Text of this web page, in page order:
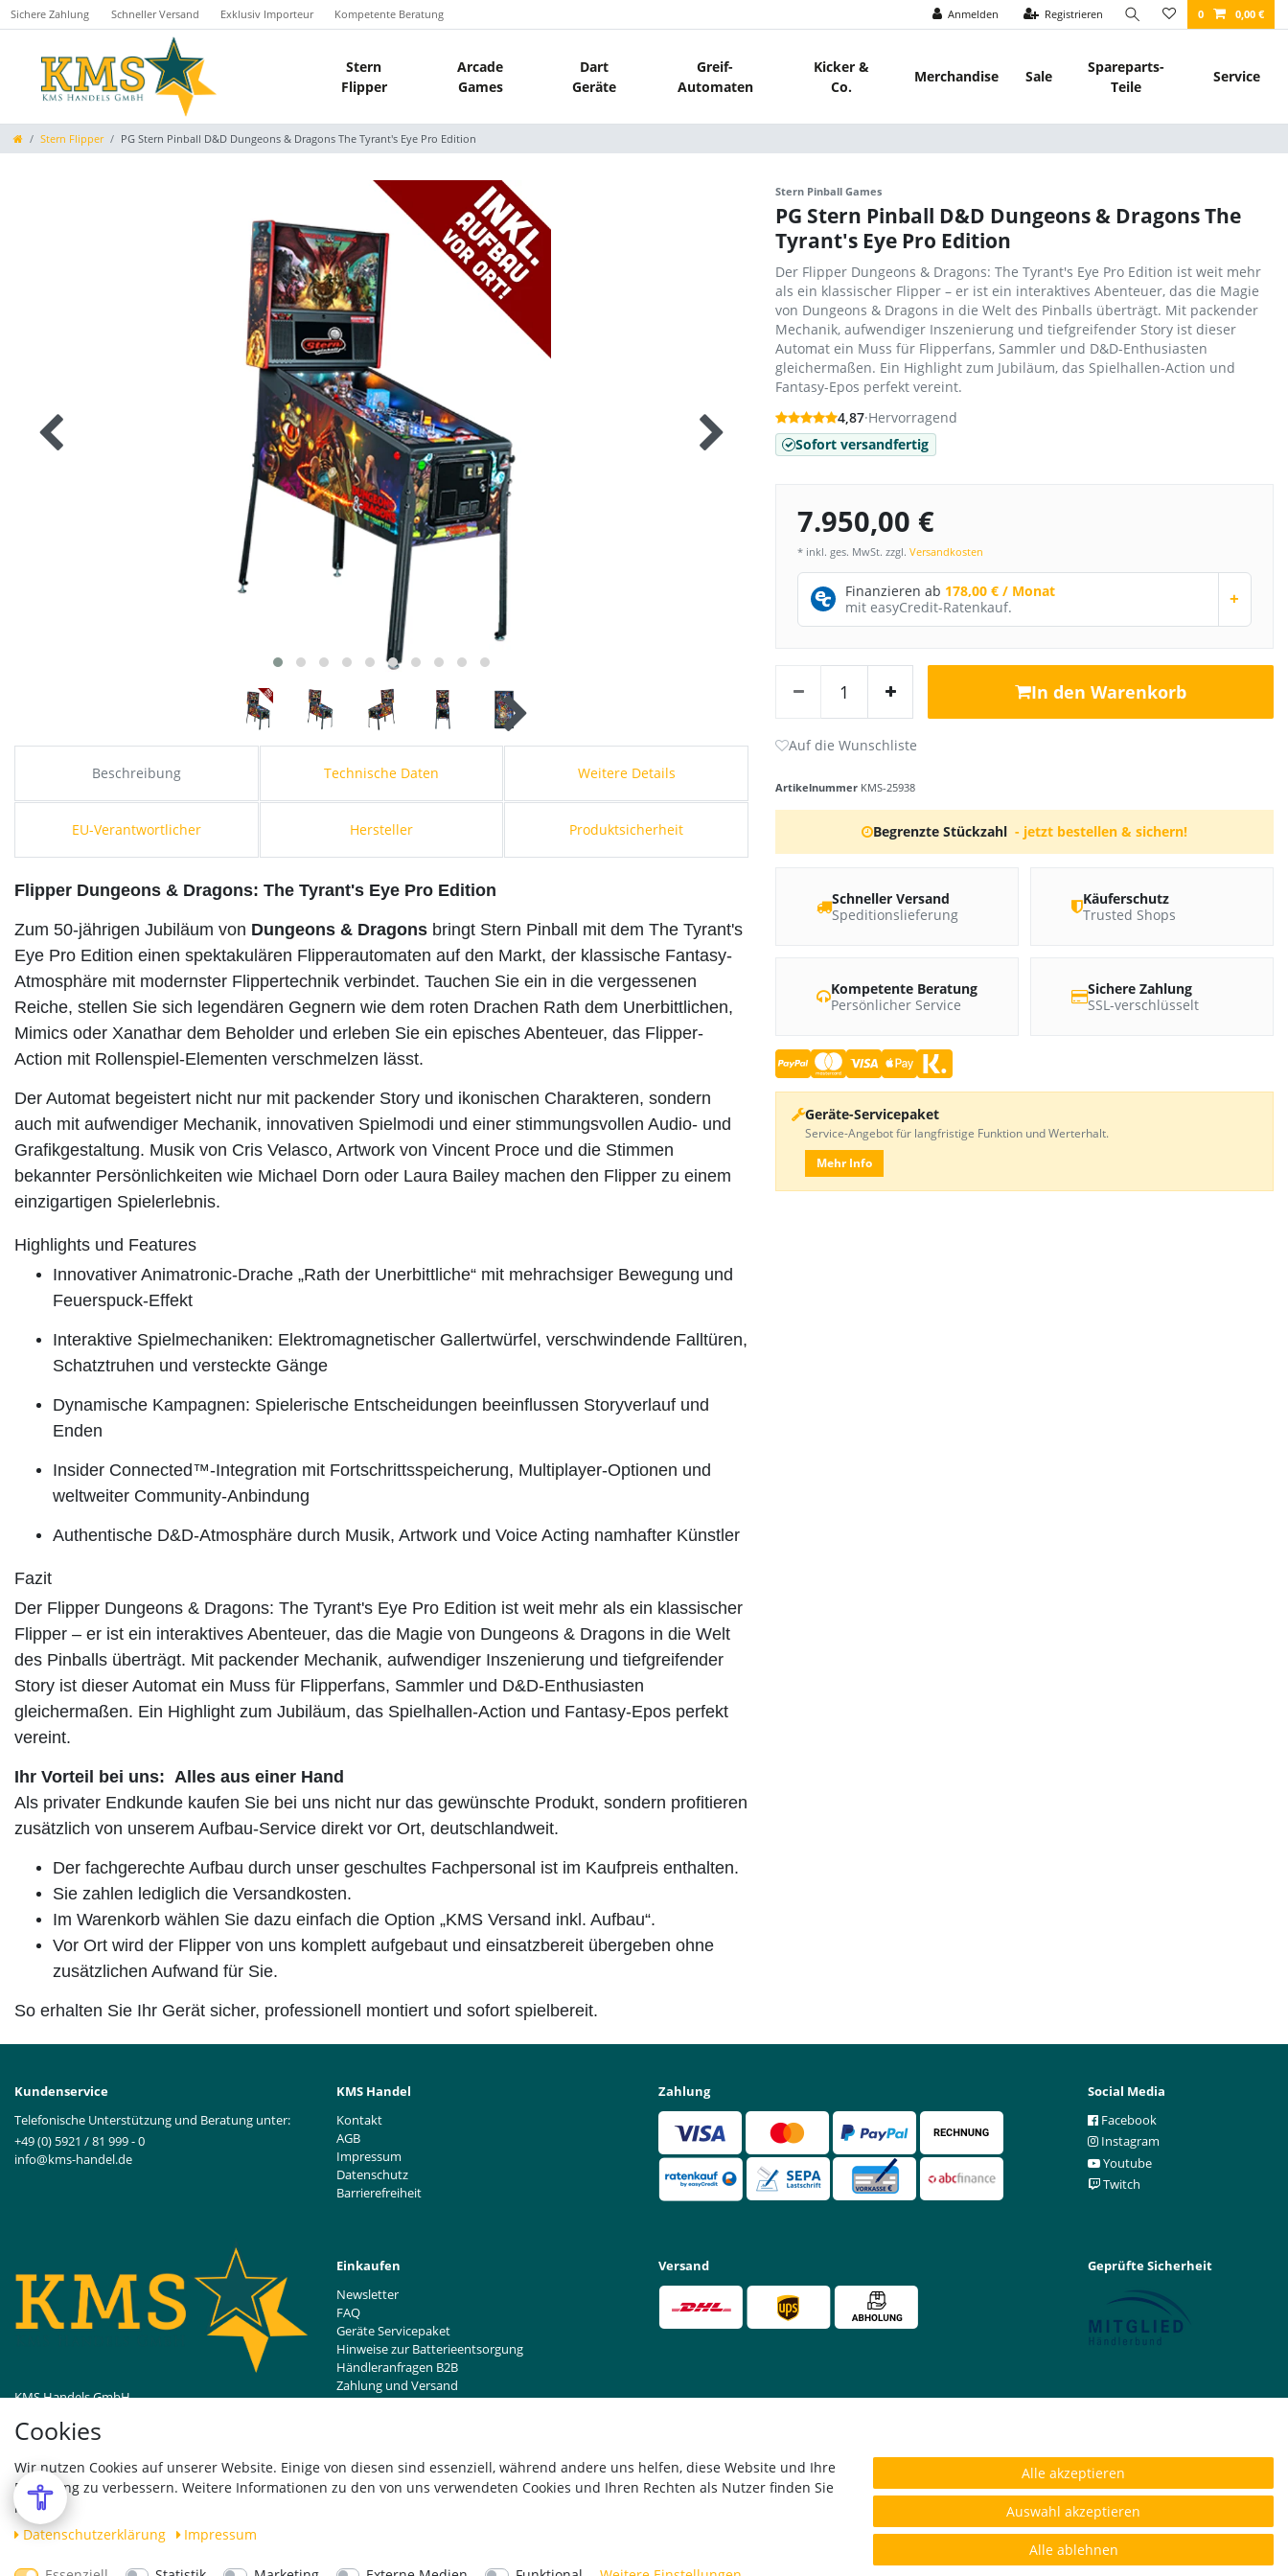
Cookies
Wir nutzen Cookies auf unserer Website. Einige von diesen sind essenziell, während andere uns helfen, diese Website und Ihre
Erfahrung zu verbessern. Weitere Informationen zu den von uns verwendeten Cookies und Ihren Rechten als Nutzer finden Sie
hier:
Daten­schutz­erklärung
Impressum
Alle akzeptieren
Auswahl akzeptieren
Alle ablehnen
Sichere Zahlung Schneller Versand Exklusiv Importeur Kompetente Beratung Anmelden Registrieren 0 0,00 €
Stern
Flipper
Arcade
Games
Dart
Geräte
Greif-
Automaten
Kicker &
Co.
Merchandise Sale
Spareparts-
Teile
Service
Stern Flipper PG Stern Pinball D&D Dungeons & Dragons The Tyrant's Eye Pro Edition
Beschreibung Technische Daten Weitere Details
EU-Verantwortlicher Hersteller Produktsicherheit
Flipper Dungeons & Dragons: The Tyrant's Eye Pro Edition
Zum 50-jährigen Jubiläum von Dungeons & Dragons bringt Stern Pinball mit dem The Tyrant's
Eye Pro Edition einen spektakulären Flipperautomaten auf den Markt, der klassische Fantasy-
Atmosphäre mit modernster Flippertechnik verbindet. Tauchen Sie ein in die vergessenen
Reiche, stellen Sie sich legendären Gegnern wie dem roten Drachen Rath dem Unerbittlichen,
Mimics oder Xanathar dem Beholder und erleben Sie ein episches Abenteuer, das Flipper-
Action mit Rollenspiel-Elementen verschmelzen lässt.
Der Automat begeistert nicht nur mit packender Story und ikonischen Charakteren, sondern
auch mit aufwendiger Mechanik, innovativen Spielmodi und einer stimmungsvollen Audio- und
Grafikgestaltung. Musik von Cris Velasco, Artwork von Vincent Proce und die Stimmen
bekannter Persönlichkeiten wie Michael Dorn oder Laura Bailey machen den Flipper zu einem
einzigartigen Spielerlebnis.
Highlights und Features
Innovativer Animatronic-Drache „Rath der Unerbittliche“ mit mehrachsiger Bewegung und
Feuerspuck-Effekt
Interaktive Spielmechaniken: Elektromagnetischer Gallertwürfel, verschwindende Falltüren,
Schatztruhen und versteckte Gänge
Dynamische Kampagnen: Spielerische Entscheidungen beeinflussen Storyverlauf und
Enden
Insider Connected™-Integration mit Fortschrittsspeicherung, Multiplayer-Optionen und
weltweiter Community-Anbindung
Authentische D&D-Atmosphäre durch Musik, Artwork und Voice Acting namhafter Künstler
Fazit
Der Flipper Dungeons & Dragons: The Tyrant's Eye Pro Edition ist weit mehr als ein klassischer
Flipper – er ist ein interaktives Abenteuer, das die Magie von Dungeons & Dragons in die Welt
des Pinballs überträgt. Mit packender Mechanik, aufwendiger Inszenierung und tiefgreifender
Story ist dieser Automat ein Muss für Flipperfans, Sammler und D&D-Enthusiasten
gleichermaßen. Ein Highlight zum Jubiläum, das Spielhallen-Action und Fantasy-Epos perfekt
vereint.
Ihr Vorteil bei uns: Alles aus einer Hand
Als privater Endkunde kaufen Sie bei uns nicht nur das gewünschte Produkt, sondern profitieren
zusätzlich von unserem Aufbau-Service direkt vor Ort, deutschlandweit.
Der fachgerechte Aufbau durch unser geschultes Fachpersonal ist im Kaufpreis enthalten.
Sie zahlen lediglich die Versandkosten.
Im Warenkorb wählen Sie dazu einfach die Option „KMS Versand inkl. Aufbau“.
Vor Ort wird der Flipper von uns komplett aufgebaut und einsatzbereit übergeben ohne
zusätzlichen Aufwand für Sie.
So erhalten Sie Ihr Gerät sicher, professionell montiert und sofort spielbereit.
Stern Pinball Games
PG Stern Pinball D&D Dungeons & Dragons The
Tyrant's Eye Pro Edition
Der Flipper Dungeons & Dragons: The Tyrant's Eye Pro Edition ist weit mehr
als ein klassischer Flipper – er ist ein interaktives Abenteuer, das die Magie
von Dungeons & Dragons in die Welt des Pinballs überträgt. Mit packender
Mechanik, aufwendiger Inszenierung und tiefgreifender Story ist dieser
Automat ein Muss für Flipperfans, Sammler und D&D-Enthusiasten
gleichermaßen. Ein Highlight zum Jubiläum, das Spielhallen-Action und
Fantasy-Epos perfekt vereint.
4,87·Hervorragend
Sofort versandfertig
7.950,00 €
* inkl. ges. MwSt. zzgl.Versandkosten
Finanzieren ab 178,00 € / Monat
mit easyCredit-Ratenkauf.
+
In den Warenkorb
Artikelnummer KMS-25938
Begrenzte Stückzahl - jetzt bestellen & sichern!
Schneller Versand
Speditionslieferung
Käuferschutz
Trusted Shops
Kompetente Beratung
Persönlicher Service
Sichere Zahlung
SSL-verschlüsselt
Geräte-Servicepaket
Service-Angebot für langfristige Funktion und Werterhalt.
Mehr Info
Kundenservice
Telefonische Unterstützung und Beratung unter:
+49 (0) 5921 / 81 999 - 0
info@kms-handel.de
KMS Handel
Kontakt
AGB
Impressum
Datenschutz
Barrierefreiheit
Zahlung
Social Media
Facebook
Instagram
Youtube
Twitch
KMS Handels GmbH
48529 Nordhorn, DE
Einkaufen
Newsletter
FAQ
Geräte Servicepaket
Hinweise zur Batterieentsorgung
Händleranfragen B2B
Zahlung und Versand
Widerrufsrecht
Versand Geprüfte Sicherheit